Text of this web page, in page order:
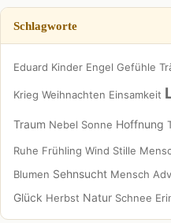
Schlagworte
Eduard Kinder Engel Gefühle
Krieg Weihnachten Einsamkeit
Traum Nebel Sonne Hoffnung
Ruhe Frühling Wind Stille
Blumen Sehnsucht Mensch
Glück Herbst Natur Schnee